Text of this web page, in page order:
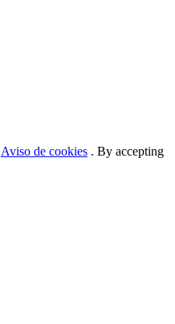
Aviso de cookies . By accepting